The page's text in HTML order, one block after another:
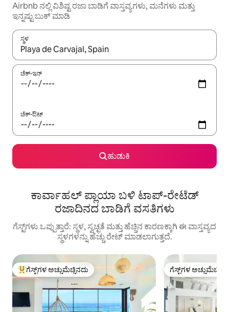
Airbnb ನಲ್ಲಿ ವಿಶಿಷ್ಟ ರಜಾ ಬಾಡಿಗೆ ವಾಸ್ತವ್ಯಗಳು, ಮನೆಗಳು ಮತ್ತು
ಇನ್ನಷ್ಟು ಬುಕ್ ಮಾಡಿ
ಸ್ಥಳ
ಫಲಿತಾಂಶಗಳು ಲಭ್ಯವಿರುವಾಗ, ಅಪ್ ಮತ್ತು ಡೌನ್ ಬಾಣದ ಕೀಲಿಗಳೊಂದಿಗೆ
ಚೆಕ್-ಇನ್
ಚೆಕ್-ಔಟ್
ಹುಡುಕಿ
ಕಾರ್ವಾಹಲ್ ಪ್ಲಾಯಾ ಬಳಿ ಟಾಪ್-ರೇಟೆಡ್
ರಜಾದಿನದ ಬಾಡಿಗೆ ವಸತಿಗಳು
ಗೆಸ್ಟ್‌ಗಳು ಒಪ್ಪುತ್ತಾರೆ: ಸ್ಥಳ, ಸ್ವಚ್ಛತೆ ಮತ್ತು ಹೆಚ್ಚಿನ ಕಾರಣಕ್ಕಾಗಿ ಈ ವಾಸ್ತವ್ಯದ
ಸ್ಥಳಗಳನ್ನು ಹೆಚ್ಚು ರೇಟ್ ಮಾಡಲಾಗುತ್ತದೆ.
ಗೆಸ್ಟ್‌ಗಳಿಗೆ ಅತಿ ಹೆಚ್ಚು ಅಚ್ಚುಮೆಚ್ಚಿನದು
ಗೆಸ್ಟ್‌ಗಳ ಅಚ್ಚುಮೆಚ್ಚಿನದು ಗೆಸ್ಟ್‌ಗಳ
ಗೆಸ್ಟ್‌ಗಳ